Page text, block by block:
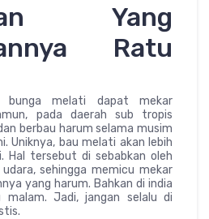
Yang
Ratu
bunga melati dapat mekar
pada daerah sub tropis
berbau harum selama musim
Uniknya, bau melati akan lebih
Hal tersebut di sebabkan oleh
sehingga memicu mekar
yang harum. Bahkan di india
Jadi, jangan selalu di